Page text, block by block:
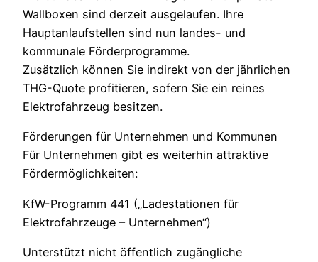
Wallboxen sind derzeit ausgelaufen. Ihre
Hauptanlaufstellen sind nun landes- und
kommunale Förderprogramme.
Zusätzlich können Sie indirekt von der jährlichen
THG-Quote profitieren, sofern Sie ein reines
Elektrofahrzeug besitzen.
Förderungen für Unternehmen und Kommunen
Für Unternehmen gibt es weiterhin attraktive
Fördermöglichkeiten:
KfW-Programm 441 („Ladestationen für
Elektrofahrzeuge – Unternehmen“)
Unterstützt nicht öffentlich zugängliche